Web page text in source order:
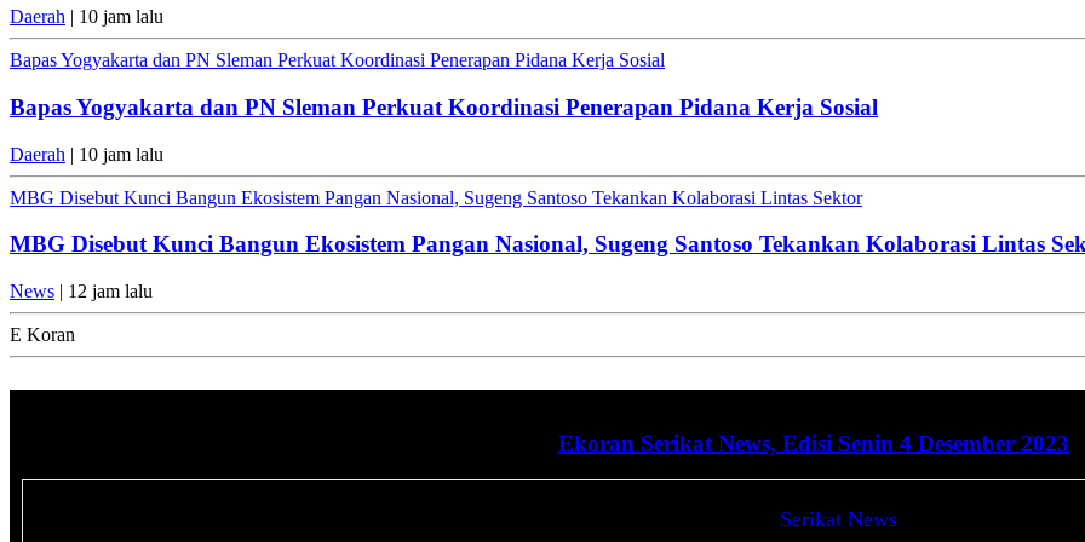
Daerah | 10 jam lalu
Bapas Yogyakarta dan PN Sleman Perkuat Koordinasi Penerapan Pidana Kerja Sosial
Bapas Yogyakarta dan PN Sleman Perkuat Koordinasi Penerapan Pidana Kerja Sosial
Daerah | 10 jam lalu
MBG Disebut Kunci Bangun Ekosistem Pangan Nasional, Sugeng Santoso Tekankan Kolaborasi Lintas Sektor
MBG Disebut Kunci Bangun Ekosistem Pangan Nasional, Sugeng Santoso Tekankan Kolaborasi Lintas
News | 12 jam lalu
E Koran
Ekoran Serikat News, Edisi Senin 4 Desember 2023
Serikat News